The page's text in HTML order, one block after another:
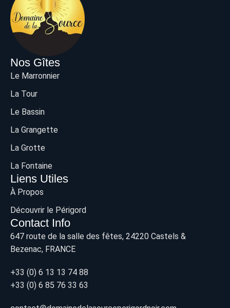
Nos Gîtes
Le Marronnier
La Tour
Le Bassin
La Grangette
La Grotte
La Fontaine
Liens Utiles
À Propos
Découvrir le Périgord
Contact Info
647 route de la salle des fêtes, 24220 Castels &
Bezenac, FRANCE
+33 (0) 6 13 13 74 88
+33 (0) 6 85 76 33 63